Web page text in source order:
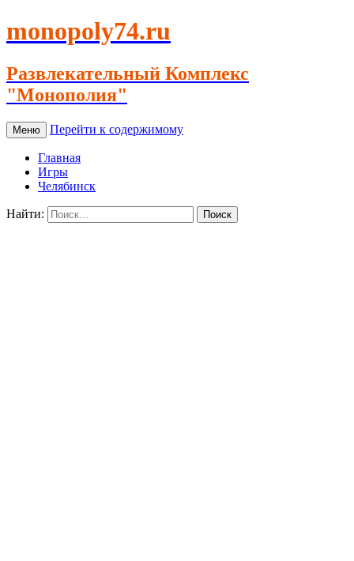
monopoly74.ru
Развлекательный Комплекс
"Монополия"
Меню Перейти к содержимому
Главная
Игры
Челябинск
Найти: